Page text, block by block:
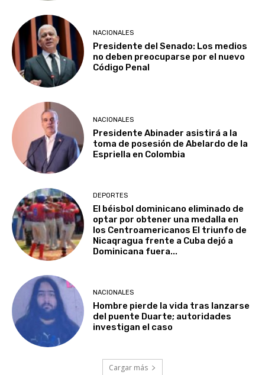
NACIONALES
Presidente del Senado: Los medios
no deben preocuparse por el nuevo
Código Penal
NACIONALES
Presidente Abinader asistirá a la
toma de posesión de Abelardo de la
Espriella en Colombia
DEPORTES
El béisbol dominicano eliminado de
optar por obtener una medalla en
los Centroamericanos El triunfo de
Nicaqragua frente a Cuba dejó a
Dominicana fuera...
NACIONALES
Hombre pierde la vida tras lanzarse
del puente Duarte; autoridades
investigan el caso
Cargar más